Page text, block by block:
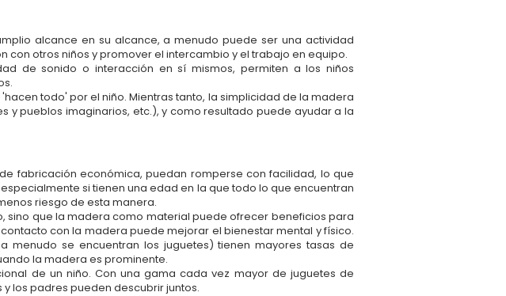
alcance en su alcance, a menudo puede ser una actividad
otros niños y promover el intercambio y el trabajo en equipo.
de sonido o interacción en sí mismos, permiten a los niños
todo' por el niño. Mientras tanto, la simplicidad de la madera
pueblos imaginarios, etc.), y como resultado puede ayudar a la
fabricación económica, puedan romperse con facilidad, lo que
si tienen una edad en la que todo lo que encuentran
riesgo de esta manera.
sino que la madera como material puede ofrecer beneficios para
con la madera puede mejorar el bienestar mental y físico.
se encuentran los juguetes) tienen mayores tasas de
la madera es prominente.
de un niño. Con una gama cada vez mayor de juguetes de
los padres pueden descubrir juntos.